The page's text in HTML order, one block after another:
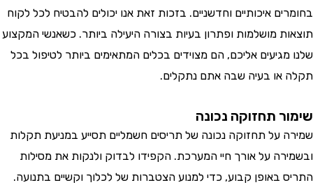
איכותיים וחדשניים. בזכות זאת אנו יכולים להבטיח לכל לקוח
מושלמות ופתרון בעיות בצורה היעילה ביותר. כשאנשי המקצוע
אליכם, הם מצוידים בכלים המתאימים ביותר לטיפול בכל
או בעיה שבה אתם נתקלים.
תחזוקה נכונה
על תחזוקה נכונה של תריסים חשמליים תסייע במניעת תקלות
על אורך חיי המערכת. הקפידו לבדוק ולנקות את מסילות
באופן קבוע, כדי למנוע הצטברות של לכלוך וקשיים בתנועה.